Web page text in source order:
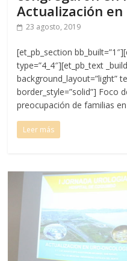
Actualización
23 agosto, 2019
[et_pb_section
type=”4_4″][et_pb_text
background_layout=”light”
border_style=”solid”] Foco
preocupación de familias
Leer más